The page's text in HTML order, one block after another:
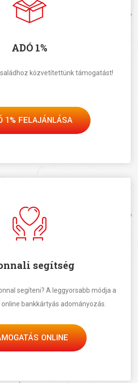
ADÓ 1%
közvetítettünk támogatást!
1% FELAJÁNLÁSA
segítség
segíteni? A leggyorsabb módja a
bankkártyás adományozás.
ONLINE